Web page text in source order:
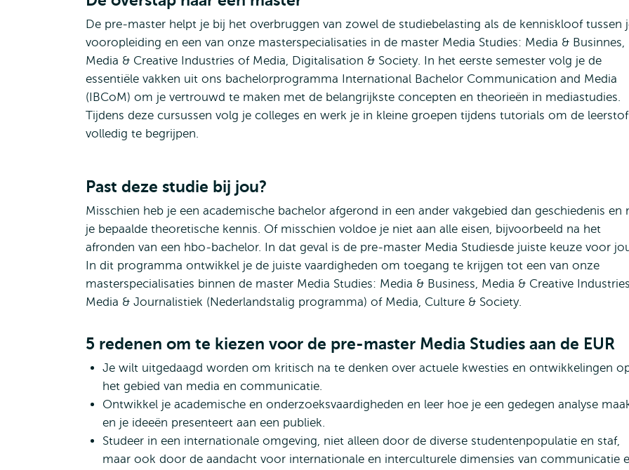
De pre-master helpt je bij het overbruggen van zowel de studiebelasting als de kenniskloof tussen
vooropleiding en een van onze masterspecialisaties in de master Media Studies: Media & Businnes,
Media & Creative Industries of Media, Digitalisation & Society. In het eerste semester volg je de
essentiële vakken uit ons bachelorprogramma International Bachelor Communication and Media
(IBCoM) om je vertrouwd te maken met de belangrijkste concepten en theorieën in mediastudies.
Tijdens deze cursussen volg je colleges en werk je in kleine groepen tijdens tutorials om de leerstof
volledig te begrijpen.
Past deze studie bij jou?
Misschien heb je een academische bachelor afgerond in een ander vakgebied dan geschiedenis en
je bepaalde theoretische kennis. Of misschien voldoe je niet aan alle eisen, bijvoorbeeld na het
afronden van een hbo-bachelor. In dat geval is de pre-master Media Studiesde juiste keuze voor
In dit programma ontwikkel je de juiste vaardigheden om toegang te krijgen tot een van onze
masterspecialisaties binnen de master Media Studies: Media & Business, Media & Creative
Media & Journalistiek (Nederlandstalig programma) of Media, Culture & Society.
5 redenen om te kiezen voor de pre-master Media Studies aan de EUR
Je wilt uitgedaagd worden om kritisch na te denken over actuele kwesties en ontwikkelingen
het gebied van media en communicatie.
Ontwikkel je academische en onderzoeksvaardigheden en leer hoe je een gedegen analyse
en je ideeën presenteert aan een publiek.
Studeer in een internationale omgeving, niet alleen door de diverse studentenpopulatie en staf,
maar ook door de aandacht voor internationale en interculturele dimensies van communicatie